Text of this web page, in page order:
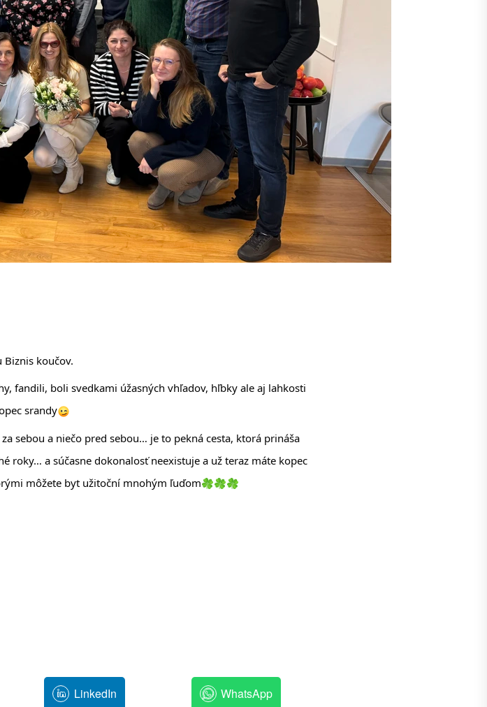
koučov.
fandili, boli svedkami úžasných vhľadov, hľbky ale aj lahkosti
srandy
sebou a niečo pred sebou… je to pekná cesta, ktorá prináša
roky… a súčasne dokonalosť neexistuje a už teraz máte kopec
môžete byt užitoční mnohým ľuďom
LinkedIn WhatsApp